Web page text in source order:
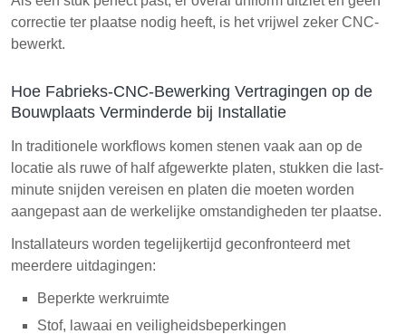
correctie ter plaatse nodig heeft, is het vrijwel zeker CNC-
bewerkt.
Hoe Fabrieks-CNC-Bewerking Vertragingen op de
Bouwplaats Verminderde bij Installatie
In traditionele workflows komen stenen vaak aan op de
locatie als ruwe of half afgewerkte platen, stukken die last-
minute snijden vereisen en platen die moeten worden
aangepast aan de werkelijke omstandigheden ter plaatse.
Installateurs worden tegelijkertijd geconfronteerd met
meerdere uitdagingen:
Beperkte werkruimte
Stof, lawaai en veiligheidsbeperkingen